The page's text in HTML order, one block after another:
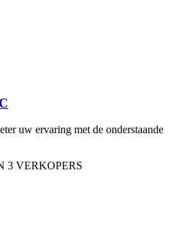
uw ervaring met de onderstaande
3 VERKOPERS